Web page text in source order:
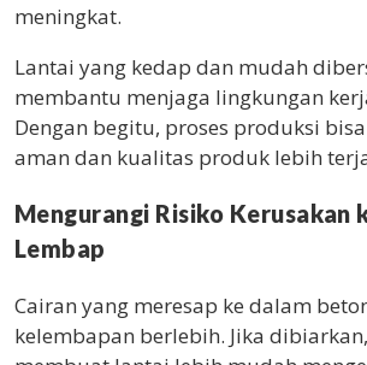
meningkat.
Lantai yang kedap dan mudah
membantu menjaga lingkungan
Dengan begitu, proses produksi
aman dan kualitas produk lebih
Mengurangi Risiko Kerusakan
Lembap
Cairan yang meresap ke dalam
kelembapan berlebih. Jika